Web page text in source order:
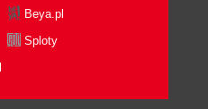
Beya.pl
Sploty